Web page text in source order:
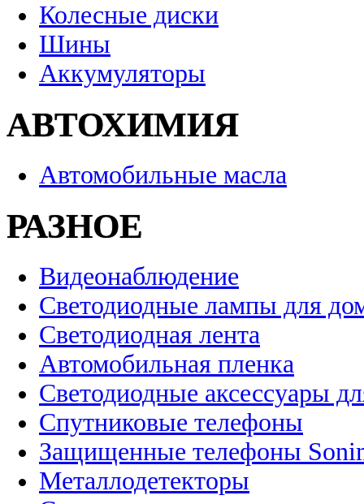
Колесные диски
Шины
Аккумуляторы
АВТОХИМИЯ
Автомобильные масла
РАЗНОЕ
Видеонаблюдение
Светодиодные лампы для
Светодиодная лента
Автомобильная пленка
Светодиодные аксессуары
Спутниковые телефоны
Защищенные телефоны
Металлодетекторы